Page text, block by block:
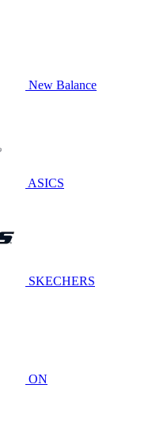
New Balance
ASICS
SKECHERS
ON